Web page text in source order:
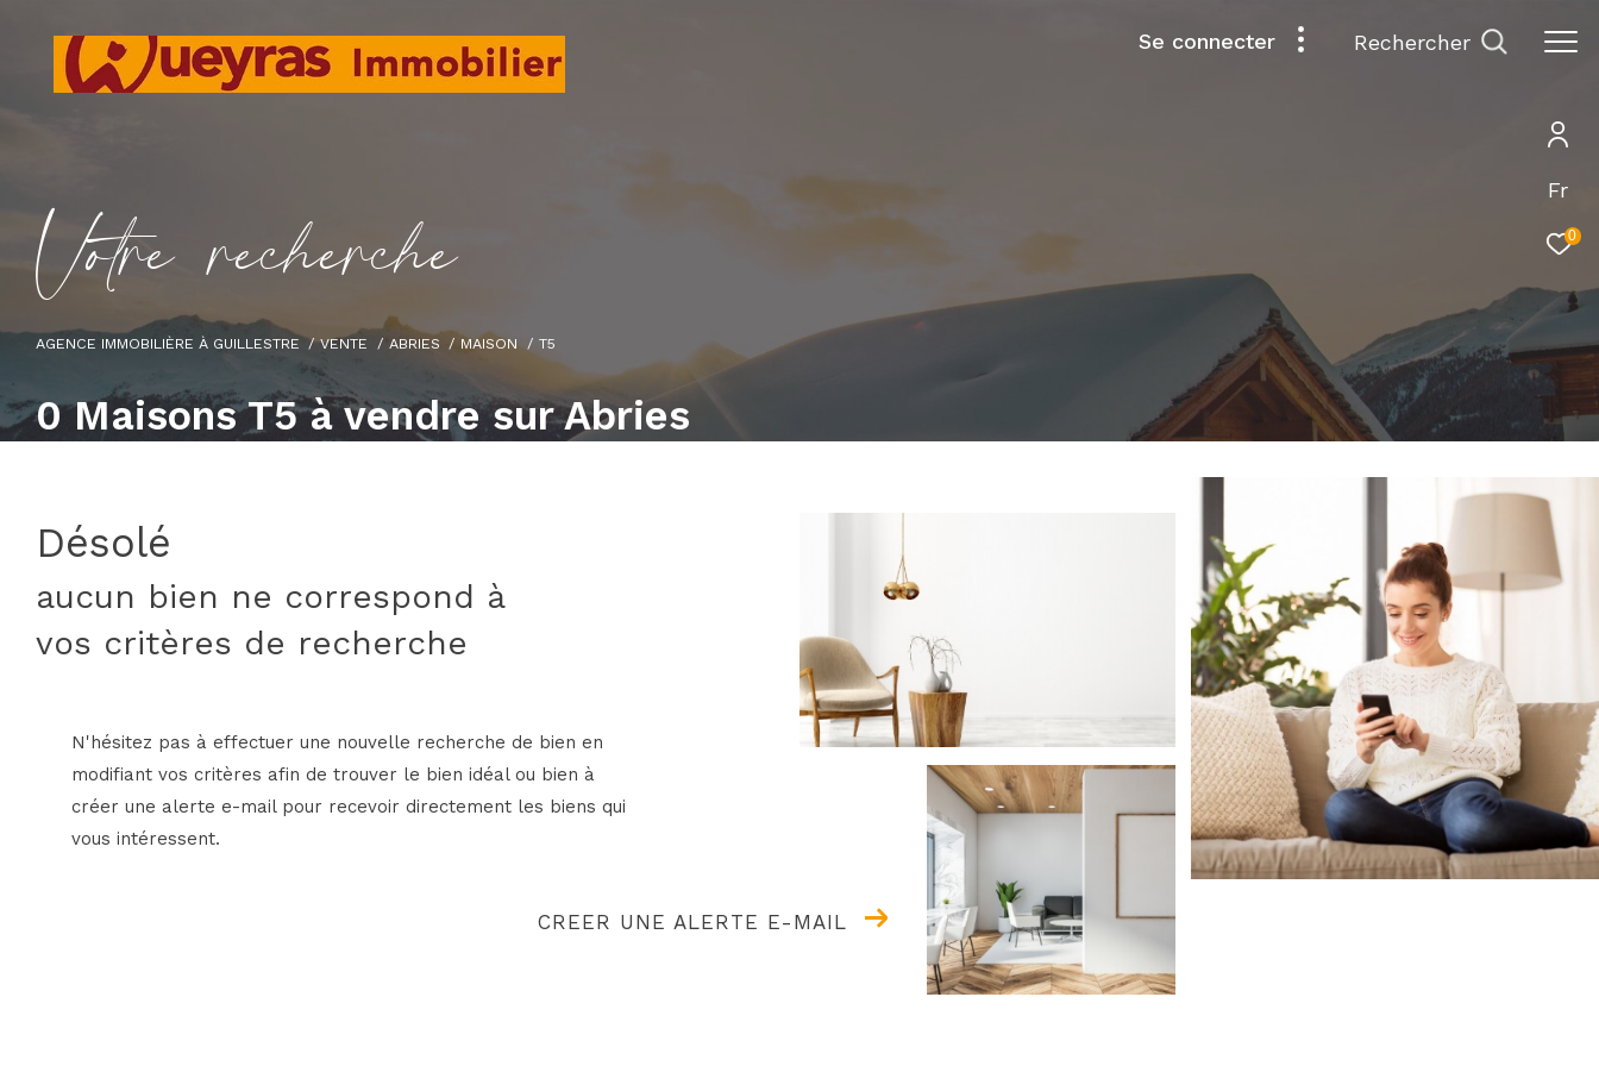
Fr
0
Se connecter rechercher
Votre recherche
AGENCE IMMOBILIÈRE À GUILLESTRE VENTE ABRIES MAISON T5
0Maisons T5 à vendre sur Abries
Désolé
aucun bien ne correspond à
vos critères de recherche
N'hésitez pas à effectuer une nouvelle recherche de bien en
modifiant vos critères afin de trouver le bien idéal ou bien à
créer une alerte e-mail pour recevoir directement les biens qui
vous intéressent.
CREER UNE ALERTE E-MAIL